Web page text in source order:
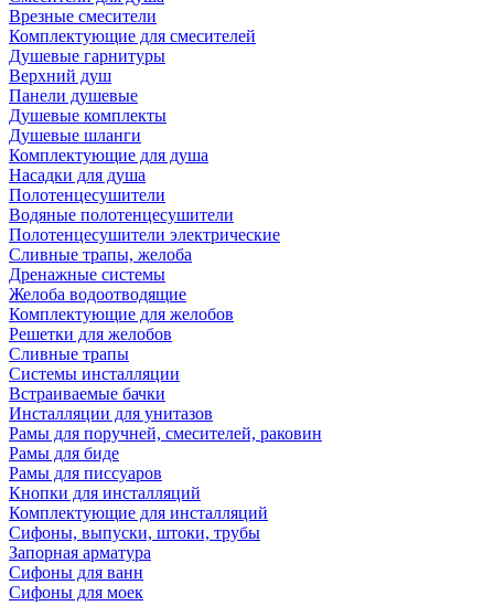
Врезные смесители
Комплектующие для смесителей
Душевые гарнитуры
Верхний душ
Панели душевые
Душевые комплекты
Душевые шланги
Комплектующие для душа
Насадки для душа
Полотенцесушители
Водяные полотенцесушители
Полотенцесушители электрические
Сливные трапы, желоба
Дренажные системы
Желоба водоотводящие
Комплектующие для желобов
Решетки для желобов
Сливные трапы
Системы инсталляции
Встраиваемые бачки
Инсталляции для унитазов
Рамы для поручней, смесителей, раковин
Рамы для биде
Рамы для писсуаров
Кнопки для инсталляций
Комплектующие для инсталляций
Сифоны, выпуски, штоки, трубы
Запорная арматура
Сифоны для ванн
Сифоны для моек